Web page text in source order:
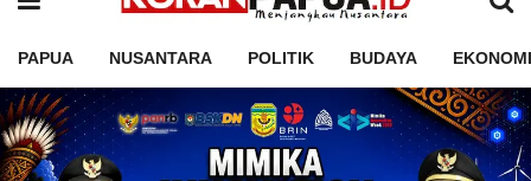
PAPUA NUSANTARA POLITIK BUDAYA EKONOMI